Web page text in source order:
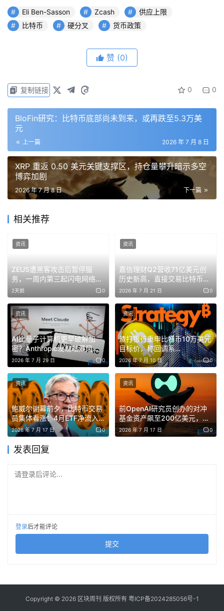
Eli Ben-Sasson Zcash
供应上限
比特币
硬分叉 货币政策
赞 (0)
0 0
复制链接
BloFin研究：比特币底部尚未到来，或再跌至5.3万美
元
上一篇 2026 年 7 月 8 日
XRP 重返 0.50 美元关键支撑区，持仓量攀升暗示多空
博弈加剧
下一篇
2026 年 7 月 8 日
相关推荐
ZEUS遭黑客攻击后暂停服
务，一周内第三起闪电网络停
机事件
2天前 0
资讯
嘉信理财Q2营收71亿美元创
历史新高，直接交易比特币和
以太坊引关注
2026 年 7 月 21 日 0
资讯
AI比量子计算机更早破解加
密？Anthropic发现暗藏风
险，比特币量子升级计划或遭
重创
2026 年 7 月 29 日 0
资讯
渣打银行重申比特币10万美元
目标价，称回调系
MicroStrategy策略误读所致
2026 年 7 月 10 日 0
资讯
鲍威尔谢幕前夕，比特币交易
员集体看涨：4月ETF净流入
超20亿美元
2026 年 7 月 17 日 0
资讯
前OpenAI研究员创办的对冲
基金资产飙至200亿美元，AI
与加密矿业押注回报超1000%
2026 年 7 月 17 日 0
资讯
发表回复
请登录后评论...
登录后才能评论
提交
Copyright © 2026 区块周刊 版权所有 粤ICP备2024285056号-1